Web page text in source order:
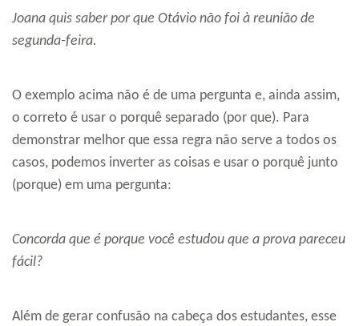
Joana quis saber por que Otávio não foi à reunião de
segunda-feira.
O exemplo acima não é de uma pergunta e, ainda assim,
o correto é usar o porquê separado (por que). Para
demonstrar melhor que essa regra não serve a todos os
casos, podemos inverter as coisas e usar o porquê junto
(porque) em uma pergunta:
Concorda que é porque você estudou que a prova pareceu
fácil?
Além de gerar confusão na cabeça dos estudantes, esse